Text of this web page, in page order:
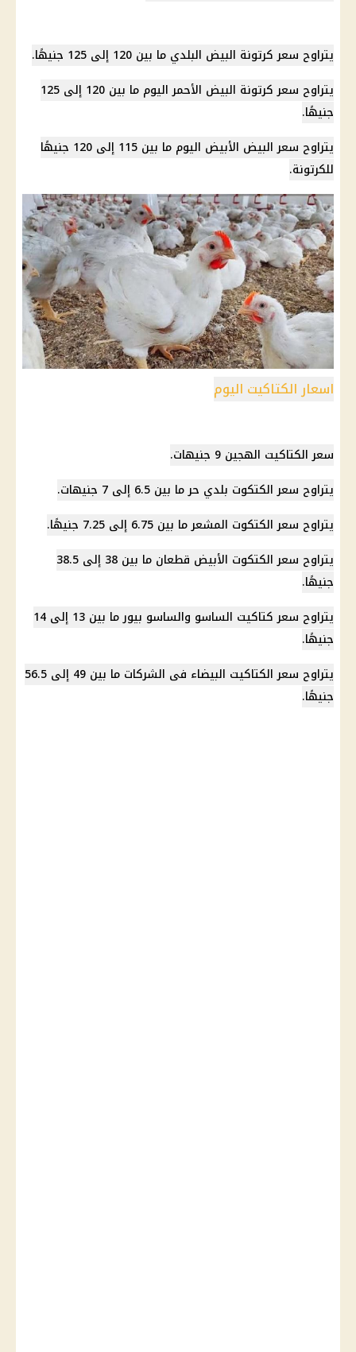
يتراوح سعر كرتونة البيض البلدي ما بين 120 إلى 125 جنيهًا.
يتراوح سعر كرتونة البيض
الأحمر اليوم ما بين 120 إلى 125
جنيهًا.
يتراوح سعر البيض
الأبيض اليوم ما بين 115 إلى 120 جنيهًا
للكرتونة.
اسعار الكتاكيت اليوم
سعر الكتاكيت الهجين 9 جنيهات.
يتراوح سعر الكتكوت بلدي حر ما بين 6.5 إلى 7 جنيهات.
يتراوح سعر الكتكوت المشعر ما بين 6.75 إلى 7.25 جنيهًا.
يتراوح سعر الكتكوت
الأبيض قطعان ما بين 38 إلى 38.5
جنيهًا.
يتراوح سعر كتاكيت الساسو والساسو بيور ما بين 13 إلى 14
جنيهًا.
يتراوح سعر الكتاكيت البيضاء فى الشركات ما بين 49 إلى 56.5
جنيهًا.